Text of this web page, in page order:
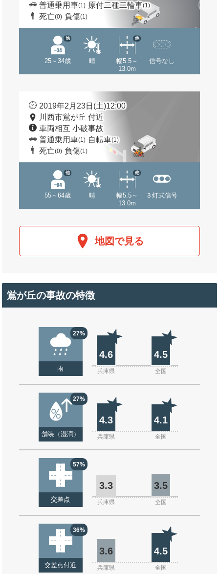
普通乗用車(1) 原付二種二輪車(1)
死亡(0) 負傷(1)
25～34歳
他
晴
幅5.5～
13.0m
他
信号なし
2019年2月23日(土)12:00
川西市鴬が丘 付近
車両相互 小破事故
普通乗用車(1) 自転車(1)
死亡(0) 負傷(1)
55～64歳
他
晴
幅5.5～
13.0m
他
３灯式信号
地図で見る
鴬が丘の事故の特徴
27%
雨
4.6 4.5
兵庫県 全国
27%
舗装（湿潤）
4.3 4.1
兵庫県 全国
57%
交差点
3.3 3.5
兵庫県 全国
36%
交差点付近
3.6 4.5
兵庫県 全国